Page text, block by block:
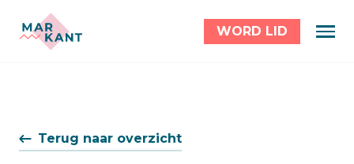
WORD LID
Terug naar overzicht